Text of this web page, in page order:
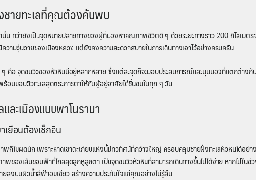
ชายทะเลที่คุณต้องค้นพบ
น ทว่ายังเป็นจุดหมายปลายทางของผู้ที่มองหาคุณภาพชีวิตดี ๆ ด้วยระยะทางราว 200 กิโลเมต
มวุ่นวายของเมืองหลวง แต่ยังคงความสะดวกสบายในการเดินทางเอาไว้อย่างครบครัน
ๆ คือจุดชมวิวของหัวหินมีอยู่หลากหลาย ซึ่งแต่ละจุดก็จะมอบประสบการณ์และมุมมองที่แตกต่างกั
มมอบวิวทะเลสุดตระการตาให้กับผู้อยู่อาศัยได้ชื่นชมในทุก ๆ วัน
ละเมืองแบบพาโนรามา
เยือนต้องเช็กอิน
พก็ไม่ผิดนัก เพราะหาดเขาตะเกียบแห่งนี้มีทิวทัศน์ที่กว้างใหญ่ ครอบคลุมชายฝั่งทะเลหัวหินได้อ
พของเส้นขอบฟ้าที่ไกลสุดลูกหูลูกตา เป็นจุดชมวิวหัวหินที่สามารถเดินทางขึ้นไปได้ง่าย หากไปในช่
ลงบนผิวน้ำสีฟ้าอมเขียว สร้างความประทับใจแก่คุณอย่างไม่รู้ลืม